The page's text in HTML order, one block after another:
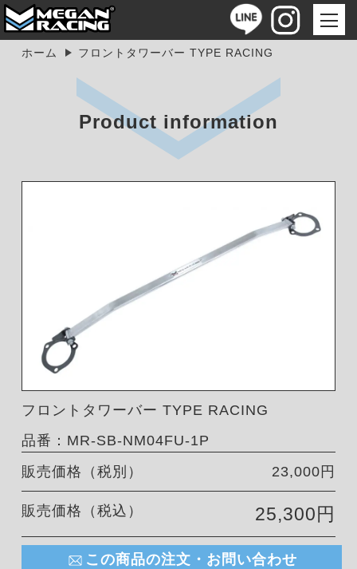
ホーム フロントタワーバー TYPE RACING
Product information
フロントタワーバー TYPE RACING
品番：MR-SB-NM04FU-1P
販売価格（税別）
23,000円
販売価格（税込） 25,300円
この商品の注文・お問い合わせ